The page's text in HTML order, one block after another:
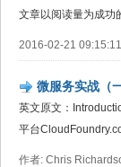
文章以阅读量为成功
2016-02-21
微服务实战（
英文原文：
平台
作者: Chris